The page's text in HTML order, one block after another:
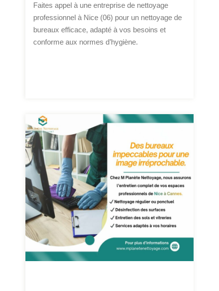
Faites appel à une entreprise de nettoyage
professionnel à Nice (06) pour un nettoyage de
bureaux efficace, adapté à vos besoins et
conforme aux normes d’hygiène.